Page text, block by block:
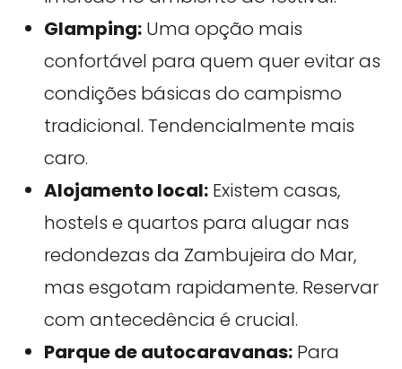
Glamping:Uma opção mais
confortável para quem quer evitar as
condições básicas do campismo
tradicional. Tendencialmente mais
caro.
Alojamento local:Existem casas,
hostels e quartos para alugar nas
redondezas da Zambujeira do Mar,
mas esgotam rapidamente. Reservar
com antecedência é crucial.
Parque de autocaravanas:Para